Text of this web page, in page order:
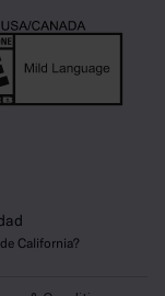
California?